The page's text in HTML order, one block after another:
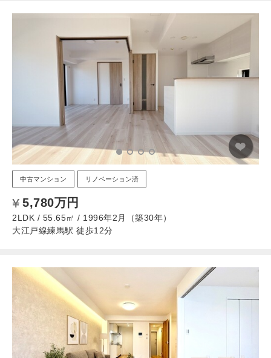
中古マンション リノベーション済
5,780万円
2LDK / 55.65㎡ / 1996年2月（築30年）
大江戸線練馬駅 徒歩12分